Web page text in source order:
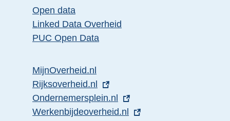
t
e
r
l
i
n
k
Open data
Linked Data Overheid
PUC Open Data
MijnOverheid.nl
E
x
t
Rijksoverheid.nl
E
x
Ondernemersplein.nl
E
Werkenbijdeoverheid.nl